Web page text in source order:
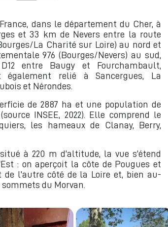
dans le département du Cher, à
et 33 km de Nevers entre la route
La Charité sur Loire) au nord et
976 (Bourges/Nevers) au sud,
entre Baugy et Fourchambault,
également relié à Sancergues, La
et Nérondes.
de 2887 ha et une population de
INSEE, 2022). Elle comprend le
les hameaux de Clanay, Berry,
à 220 m d'altitude, la vue s'étend
: on aperçoit la côte de Pougues et
de l'autre côté de la Loire et, bien au-
sommets du Morvan.